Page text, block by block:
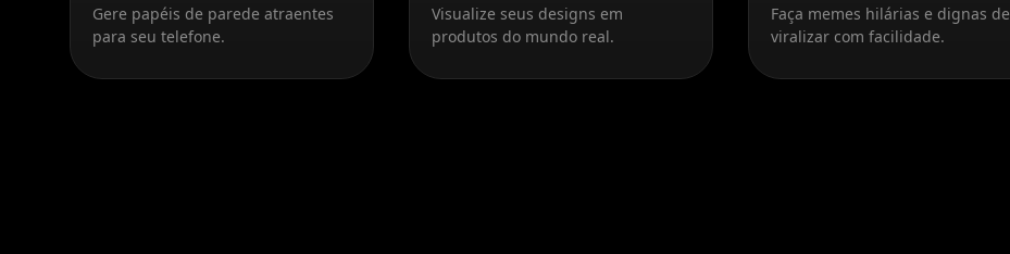
Gere papéis de parede atraentes
para seu telefone.
Visualize seus designs em
produtos do mundo real.
Faça memes hilárias e dignas de
viralizar com facilidade.